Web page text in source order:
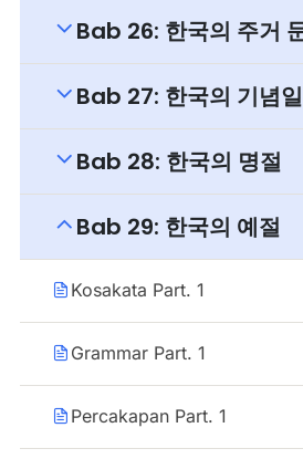
Bab 26: 한국의 주거
Bab 27: 한국의 기념일
Bab 28: 한국의 명절
Bab 29: 한국의 예절
Kosakata Part. 1
Grammar Part. 1
Percakapan Part. 1